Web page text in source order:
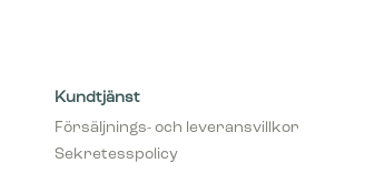
Kundtjänst
Försäljnings- och leveransvillkor
Sekretesspolicy